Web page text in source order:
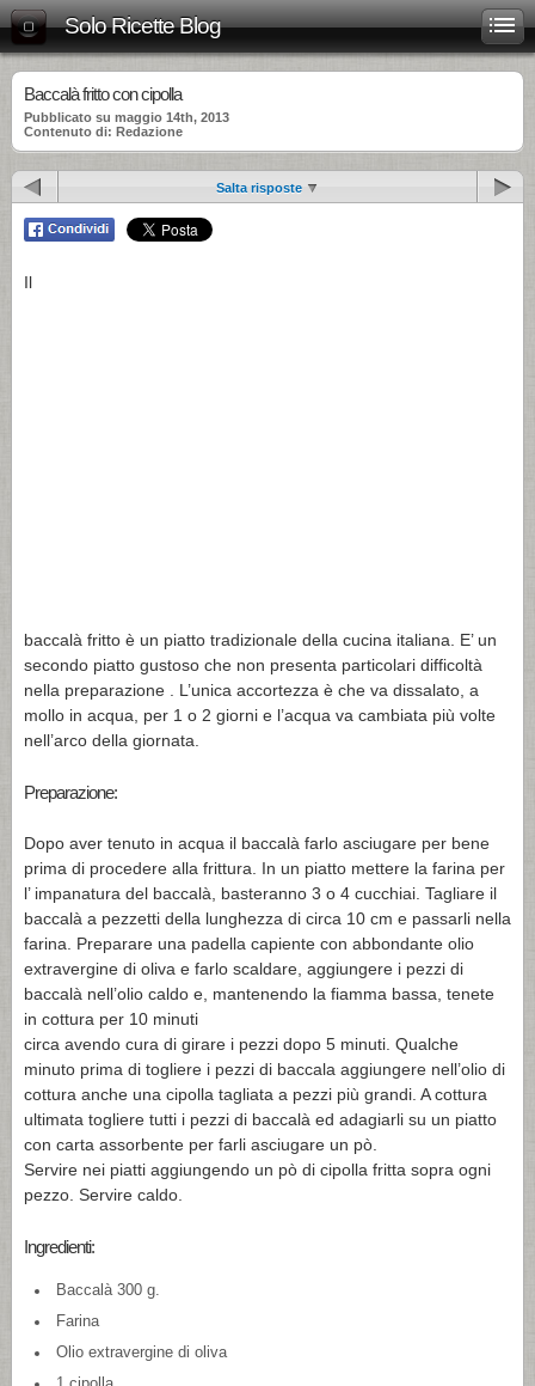
Solo Ricette Blog
Baccalà fritto con cipolla
Pubblicato su maggio 14th, 2013
Contenuto di: Redazione
Salta risposte
Il
baccalà fritto è un piatto tradizionale della cucina italiana. E’ un
secondo piatto gustoso che non presenta particolari difficoltà
nella preparazione . L’unica accortezza è che va dissalato, a
mollo in acqua, per 1 o 2 giorni e l’acqua va cambiata più volte
nell’arco della giornata.
Preparazione:
Dopo aver tenuto in acqua il baccalà farlo asciugare per bene
prima di procedere alla frittura. In un piatto mettere la farina per
l’ impanatura del baccalà, basteranno 3 o 4 cucchiai. Tagliare il
baccalà a pezzetti della lunghezza di circa 10 cm e passarli nella
farina. Preparare una padella capiente con abbondante olio
extravergine di oliva e farlo scaldare, aggiungere i pezzi di
baccalà nell’olio caldo e, mantenendo la fiamma bassa, tenete
in cottura per 10 minuti
circa avendo cura di girare i pezzi dopo 5 minuti. Qualche
minuto prima di togliere i pezzi di baccala aggiungere nell’olio di
cottura anche una cipolla tagliata a pezzi più grandi. A cottura
ultimata togliere tutti i pezzi di baccalà ed adagiarli su un piatto
con carta assorbente per farli asciugare un pò.
Servire nei piatti aggiungendo un pò di cipolla fritta sopra ogni
pezzo. Servire caldo.
Ingredienti:
Baccalà 300 g.
Farina
Olio extravergine di oliva